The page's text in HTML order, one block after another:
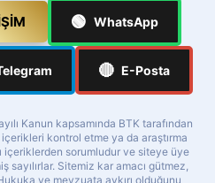
🟢 WhatsApp
🔴 E-Posta
Kanun kapsamında BTK tarafından
içerikleri kontrol etme ya da araştırma
içeriklerden sorumludur ve siteye üye
sayılırlar. Sitemiz kar amacı gütmez,
ve mevzuata aykırı olduğunu